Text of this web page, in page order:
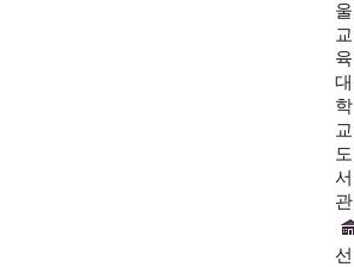
울
교
육
대
학
교
도
서
관
선